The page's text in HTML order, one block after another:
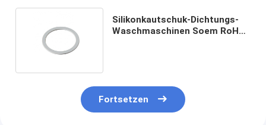
Silikonkautschuk-Dichtungs-
Waschmaschinen Soem RoHS-
Fortsetzen